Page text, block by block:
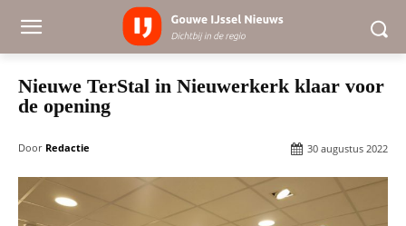
Nieuwe TerStal in Nieuwerkerk klaar voor
de opening
Door Redactie 30 augustus 2022